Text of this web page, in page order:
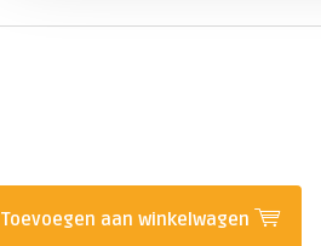
Toevoegen aan winkelwagen